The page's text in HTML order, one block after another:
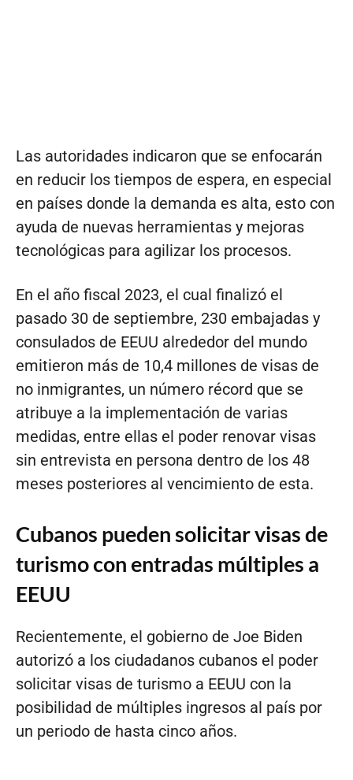
Las autoridades indicaron que se enfocarán
en reducir los tiempos de espera, en especial
en países donde la demanda es alta, esto con
ayuda de nuevas herramientas y mejoras
tecnológicas para agilizar los procesos.
En el año fiscal 2023, el cual finalizó el
pasado 30 de septiembre, 230 embajadas y
consulados de EEUU alrededor del mundo
emitieron más de 10,4 millones de visas de
no inmigrantes, un número récord que se
atribuye a la implementación de varias
medidas, entre ellas el poder renovar visas
sin entrevista en persona dentro de los 48
meses posteriores al vencimiento de esta.
Cubanos pueden solicitar visas de
turismo con entradas múltiples a
EEUU
Recientemente, el gobierno de Joe Biden
autorizó a los ciudadanos cubanos el poder
solicitar visas de turismo a EEUU con la
posibilidad de múltiples ingresos al país por
un periodo de hasta cinco años.